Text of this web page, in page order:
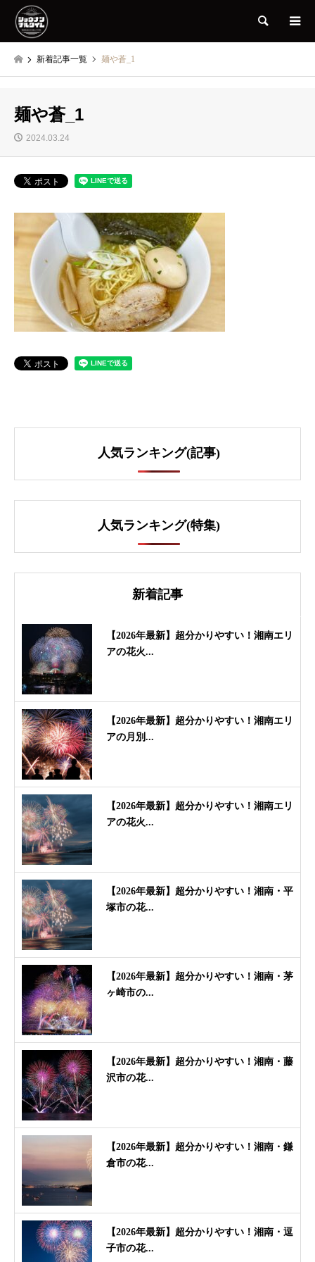
検索
新着記事一覧 麺や蒼_1
麺や蒼_1
2024.03.24
人気ランキング(記事)
人気ランキング(特集)
新着記事
【2026年最新】超分かりやすい！湘南エリ
アの花火...
【2026年最新】超分かりやすい！湘南エリ
アの月別...
【2026年最新】超分かりやすい！湘南エリ
アの花火...
【2026年最新】超分かりやすい！湘南・平
塚市の花...
【2026年最新】超分かりやすい！湘南・茅
ヶ崎市の...
【2026年最新】超分かりやすい！湘南・藤
沢市の花...
【2026年最新】超分かりやすい！湘南・鎌
倉市の花...
【2026年最新】超分かりやすい！湘南・逗
子市の花...